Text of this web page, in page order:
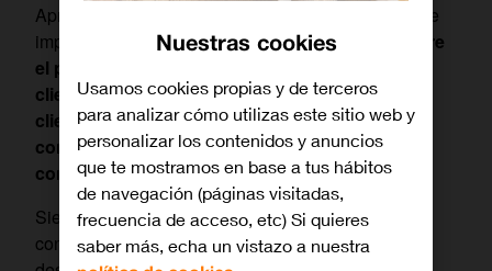
Aprovechando el comienzo de curso, Orange ofrece
importantes
descuentos de hasta 360 euros sobre
el precio total
clientes que contraten Love Fútbol. Así, los
clientes podrán disfrutar al máximo de los
contenidos del Centro de Entretenimiento de la
compañía.
Siempre que el cliente incluya un dispositivo al
contratar una tarifa Love Fútbol, se le aplicará un
Nuestras cookies
Usamos cookies propias y de terceros
para analizar cómo utilizas este sitio web y
personalizar los contenidos y anuncios
que te mostramos en base a tus hábitos
de navegación (páginas visitadas,
frecuencia de acceso, etc) Si quieres
saber más, echa un vistazo a nuestra